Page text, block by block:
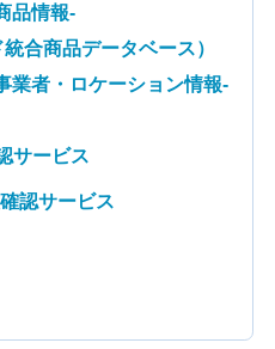
品情報-
合商品データベース）
者・ロケーション情報-
サービス
認サービス